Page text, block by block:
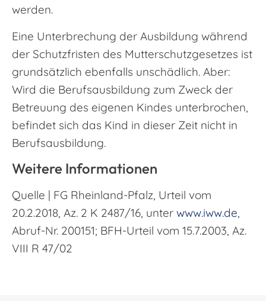
werden.
Eine Unterbrechung der Ausbildung während
der Schutzfristen des Mutterschutzgesetzes ist
grundsätzlich ebenfalls unschädlich. Aber:
Wird die Berufsausbildung zum Zweck der
Betreuung des eigenen Kindes unterbrochen,
befindet sich das Kind in dieser Zeit nicht in
Berufsausbildung.
Weitere Informationen
Quelle | FG Rheinland-Pfalz, Urteil vom
20.2.2018, Az. 2 K 2487/16, unter www.iww.de,
Abruf-Nr. 200151; BFH-Urteil vom 15.7.2003, Az.
VIII R 47/02